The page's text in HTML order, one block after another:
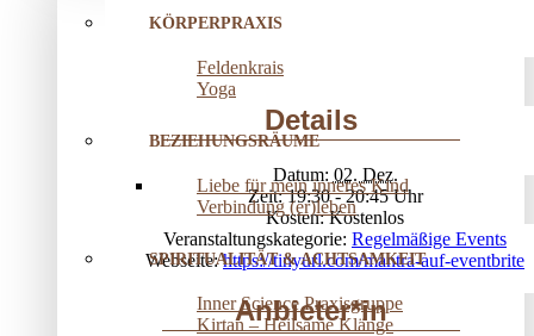
KÖRPERPRAXIS
Feldenkrais
Yoga
BEZIEHUNGSRÄUME
Liebe für mein inneres Kind
Verbindung (er)leben
SPIRITUALITÄT & ACHTSAMKEIT
Inner Science Praxisgruppe
Kirtan – Heilsame Klänge
Details
Datum: 02. Dez.
Zeit: 19:30 - 20:45
Kosten: Kostenlos
Veranstaltungskategorie: Regelmäßige Events
Webseite: https://tinyurl.com/mantra-auf-eventbrite
Anbieter*in